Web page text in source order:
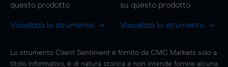
questo prodotto
Visualizza lo strumento
su questo prodotto
Visualizza lo strumento
Lo strumento Client Sentiment è fornito da CMC Markets solo a
titolo informativo, è di natura storica e non intende fornire alcuna